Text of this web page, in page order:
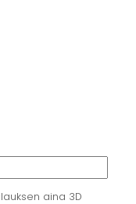
aina 3D